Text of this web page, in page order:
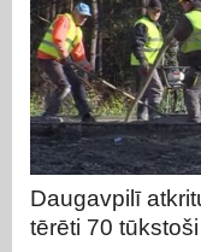
Daugavpilī
tērēti 70